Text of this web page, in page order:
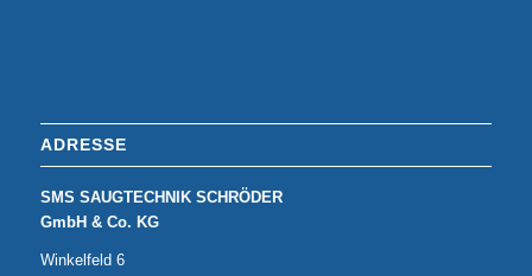
ADRESSE
SMS SAUGTECHNIK SCHRÖDER
GmbH & Co. KG
Winkelfeld 6